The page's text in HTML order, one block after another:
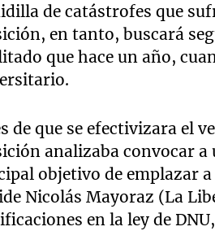
de catástrofes que
en tanto, buscará
que hace un año,
de que se efectivizara el
analizaba convocar a
objetivo de emplazar
Nicolás Mayoraz (La
en la ley de